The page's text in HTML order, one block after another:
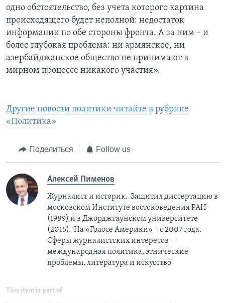
одно обстоятельство, без учета которого картина
происходящего будет неполной: недостаток
информации по обе стороны фронта. А за ним – и
более глубокая проблема: ни армянское, ни
азербайджанское общество не принимают в
мирном процессе никакого участия».
Другие новости политики читайте в рубрике
«Политика»
Поделиться Follow us
Алексей Пименов
Журналист и историк. Защитил диссертацию в
московском Институте востоковедения РАН
(1989) и в Джорджтаунском университете
(2015). На «Голосе Америки» – с 2007 года.
Сферы журналистских интересов –
международная политика, этнические
проблемы, литература и искусство
This item is part of